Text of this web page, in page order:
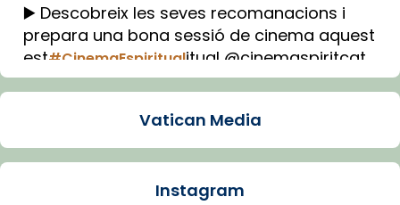
▶️ Descobreix les seves recomanacions i
prepara una bona sessió de cinema aquest
est#CinemaEspiritualitual @cinemaspiritcat
Imatge: Generada amb IA (OpenAI)
Arquebisbat de Barcelona
Vatican Media
Instagram